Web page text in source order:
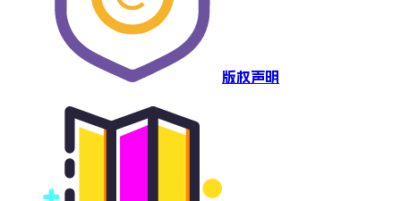
版权声明